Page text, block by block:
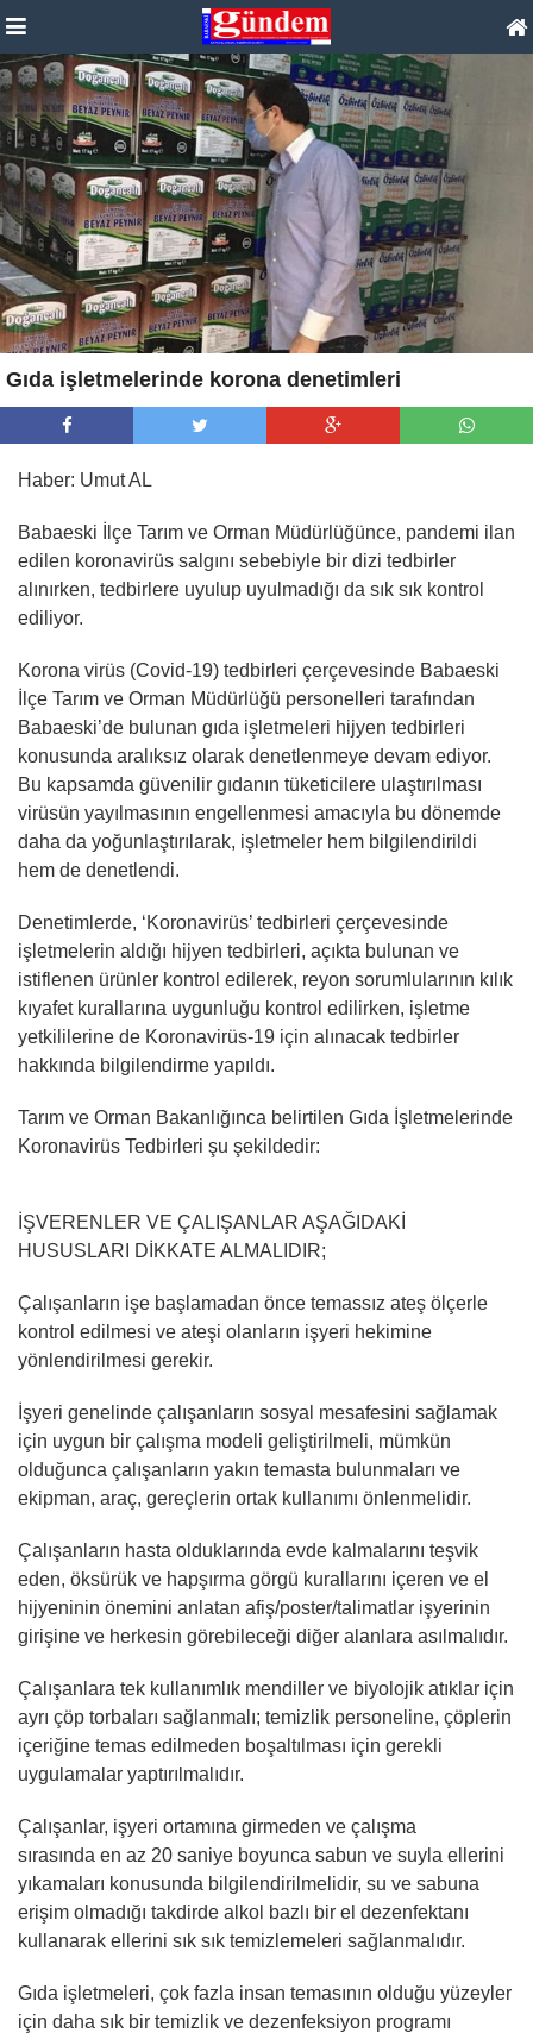
Gıda işletmelerinde korona denetimleri
Haber: Umut AL
Babaeski İlçe Tarım ve Orman Müdürlüğünce, pandemi ilan
edilen koronavirüs salgını sebebiyle bir dizi tedbirler
alınırken, tedbirlere uyulup uyulmadığı da sık sık kontrol
ediliyor.
Korona virüs (Covid-19) tedbirleri çerçevesinde Babaeski
İlçe Tarım ve Orman Müdürlüğü personelleri tarafından
Babaeski’de bulunan gıda işletmeleri hijyen tedbirleri
konusunda aralıksız olarak denetlenmeye devam ediyor.
Bu kapsamda güvenilir gıdanın tüketicilere ulaştırılması
virüsün yayılmasının engellenmesi amacıyla bu dönemde
daha da yoğunlaştırılarak, işletmeler hem bilgilendirildi
hem de denetlendi.
Denetimlerde, ‘Koronavirüs’ tedbirleri çerçevesinde
işletmelerin aldığı hijyen tedbirleri, açıkta bulunan ve
istiflenen ürünler kontrol edilerek, reyon sorumlularının kılık
kıyafet kurallarına uygunluğu kontrol edilirken, işletme
yetkililerine de Koronavirüs-19 için alınacak tedbirler
hakkında bilgilendirme yapıldı.
Tarım ve Orman Bakanlığınca belirtilen Gıda İşletmelerinde
Koronavirüs Tedbirleri şu şekildedir:
İŞVERENLER VE ÇALIŞANLAR AŞAĞIDAKİ
HUSUSLARI DİKKATE ALMALIDIR;
Çalışanların işe başlamadan önce temassız ateş ölçerle
kontrol edilmesi ve ateşi olanların işyeri hekimine
yönlendirilmesi gerekir.
İşyeri genelinde çalışanların sosyal mesafesini sağlamak
için uygun bir çalışma modeli geliştirilmeli, mümkün
olduğunca çalışanların yakın temasta bulunmaları ve
ekipman, araç, gereçlerin ortak kullanımı önlenmelidir.
Çalışanların hasta olduklarında evde kalmalarını teşvik
eden, öksürük ve hapşırma görgü kurallarını içeren ve el
hijyeninin önemini anlatan afiş/poster/talimatlar işyerinin
girişine ve herkesin görebileceği diğer alanlara asılmalıdır.
Çalışanlara tek kullanımlık mendiller ve biyolojik atıklar için
ayrı çöp torbaları sağlanmalı; temizlik personeline, çöplerin
içeriğine temas edilmeden boşaltılması için gerekli
uygulamalar yaptırılmalıdır.
Çalışanlar, işyeri ortamına girmeden ve çalışma
sırasında en az 20 saniye boyunca sabun ve suyla ellerini
yıkamaları konusunda bilgilendirilmelidir, su ve sabuna
erişim olmadığı takdirde alkol bazlı bir el dezenfektanı
kullanarak ellerini sık sık temizlemeleri sağlanmalıdır.
Gıda işletmeleri, çok fazla insan temasının olduğu yüzeyler
için daha sık bir temizlik ve dezenfeksiyon programı